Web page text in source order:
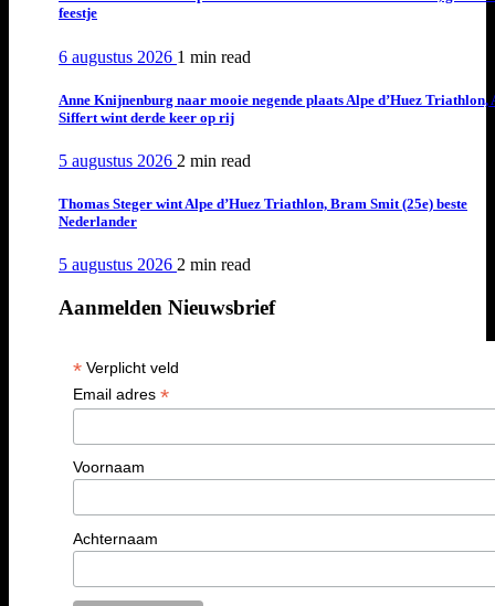
feestje
6 augustus 2026 1 min read
Anne Knijnenburg naar mooie negende plaats Alpe d’Huez Triathlon,
Siffert wint derde keer op rij
5 augustus 2026 2 min read
Thomas Steger wint Alpe d’Huez Triathlon, Bram Smit (25e) beste
Nederlander
5 augustus 2026 2 min read
Aanmelden Nieuwsbrief
*Verplicht veld
Email adres *
Voornaam
Achternaam